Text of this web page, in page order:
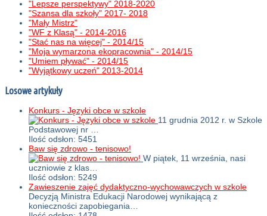
"Lepsze perspektywy" 2018-2020
"Szansa dla szkoły" 2017- 2018
"Mały Mistrz"
"WF z Klasą" - 2014-2016
"Stać nas na więcej" - 2014/15
"Moja wymarzona ekopracownia" - 2014/15
"Umiem pływać" - 2014/15
"Wyjątkowy uczeń" 2013-2014
Losowe artykuły
Konkurs - Języki obce w szkole
11 grudnia 2012 r. w Szkole
Podstawowej nr …
Ilość odsłon: 5451
Baw się zdrowo - tenisowo!
W piątek, 11 września, nasi
uczniowie z klas…
Ilość odsłon: 5249
Zawieszenie zajęć dydaktyczno-wychowawczych w szkole
Decyzją Ministra Edukacji Narodowej wynikającą z
konieczności zapobiegania…